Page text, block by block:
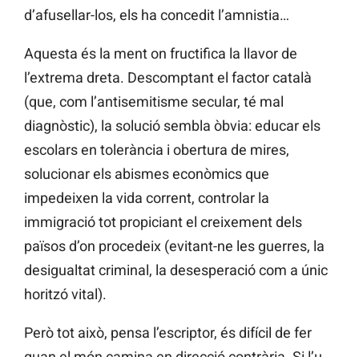
d’afusellar-los, els ha concedit l’amnistia…
Aquesta és la ment on fructifica la llavor de
l’extrema dreta. Descomptant el factor català
(que, com l’antisemitisme secular, té mal
diagnòstic), la solució sembla òbvia: educar els
escolars en tolerància i obertura de mires,
solucionar els abismes econòmics que
impedeixen la vida corrent, controlar la
immigració tot propiciant el creixement dels
països d’on procedeix (evitant-ne les guerres, la
desigualtat criminal, la desesperació com a únic
horitzó vital).
Però tot això, pensa l’escriptor, és difícil de fer